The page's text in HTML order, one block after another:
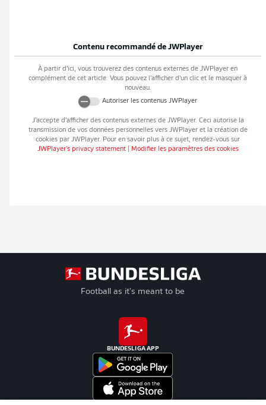
Contenu recommandé de JWPlayer
À partir d’ici, vous trouverez des contenus externes de JWPlayer en
complément de cet article. Vous pouvez l’afficher d’un clic et le masquer à
nouveau.
Autoriser les contenus JWPlayer
J’accepte d’afficher des contenus externes de JWPlayer. Ceci autorise la
transmission de vos données personnelles vers JWPlayeret la création de
cookies par JWPlayer. Pour en savoir plus à ce sujet, rendez-vous sur
JWPlayer's privacy statement| Modifier les paramètres des cookies
Football as it's meant to be
BUNDESLIGA APP